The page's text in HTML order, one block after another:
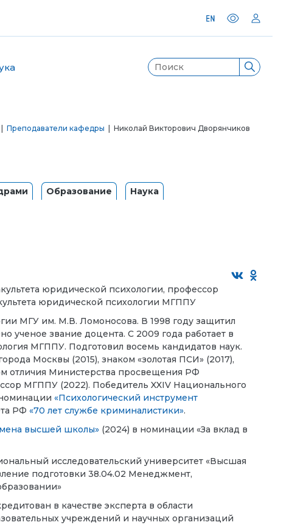
Преподаватели кафедры | Николай Викторович Дворянчиков
Образование Наука
юридической психологии, профессор
юридической психологии МГППУ
МГУ им. М.В. Ломоносова. В 1998 году защитил
ученое звание доцента. С 2009 года работает в
МГППУ. Подготовил восемь кандидатов наук.
Москвы (2015), знаком «золотая ПСИ» (2017),
отличия Министерства просвещения РФ
МГППУ (2022). Победитель XXIV Национального
номинации«Психологический инструмент
РФ«70 лет службе криминалистики».
высшей школы» (2024) в номинации «За вклад в
исследовательский университет «Высшая
подготовки 38.04.02 Менеджмент,
в качестве эксперта в области
учреждений и научных организаций